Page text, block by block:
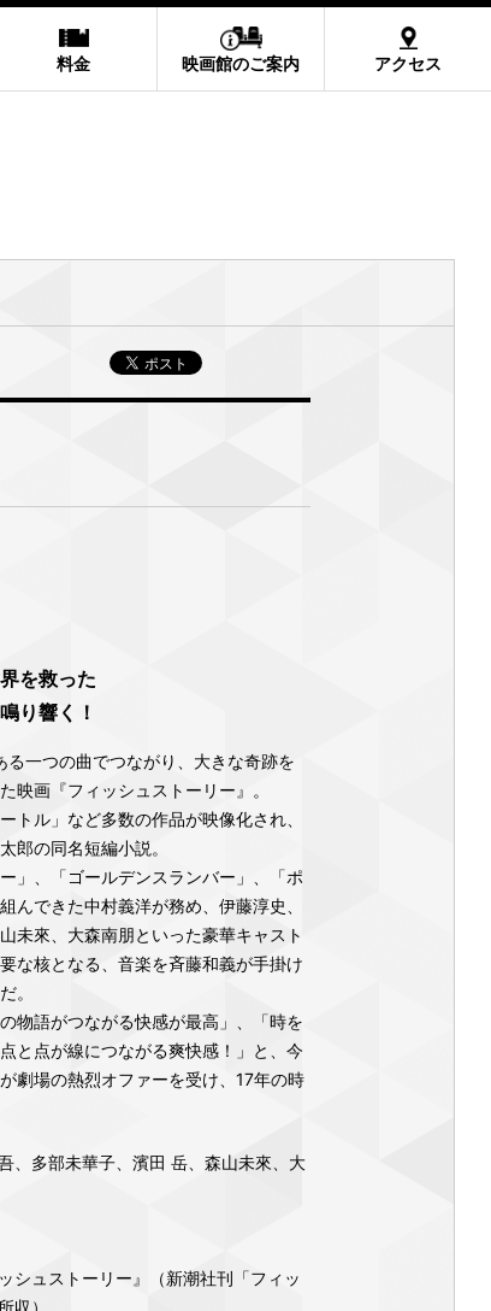
料金 映画館のご案内 アクセス
を救った
り響く！
一つの曲でつながり、大きな奇跡を
映画『フィッシュストーリー』。
トル」など多数の作品が映像化され、
郎の同名短編小説。
」、「ゴールデンスランバー」、「ポ
んできた中村義洋が務め、伊藤淳史、
未來、大森南朋といった豪華キャスト
な核となる、音楽を斉藤和義が手掛け
。
物語がつながる快感が最高」、「時を
と点が線につながる爽快感！」と、今
劇場の熱烈オファーを受け、17年の時
、多部未華⼦、濱⽥ 岳、森⼭未來、⼤
シュストーリー』（新潮社刊「フィッ
収）